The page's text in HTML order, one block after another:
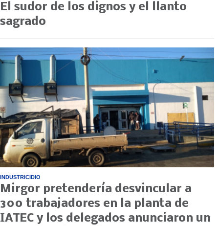
El sudor de los dignos y el llanto
sagrado
INDUSTRICIDIO
Mirgor pretendería desvincular a
300 trabajadores en la planta de
IATEC y los delegados anunciaron un